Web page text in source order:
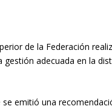
de la Federación
adecuada en la
emitió una